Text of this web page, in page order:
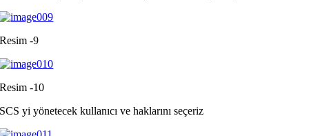
Resim -9
Resim -10
SCS yi yönetecek kullanıcı ve haklarını seçeriz